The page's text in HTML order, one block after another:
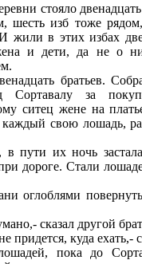
стояло
шесть изб тоже
жили в этих избах
и дети, да не о
братьев.
Сортавалу за
ситец жене на
свою лошадь,
в пути их ночь
дороге. Стали
оглоблями
сказал другой
придется, куда ехать,-
пока до